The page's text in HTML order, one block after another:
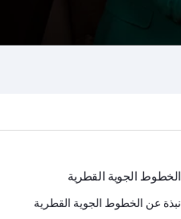
الخطوط الجوية القطرية
نبذة عن الخطوط الجوية القطرية